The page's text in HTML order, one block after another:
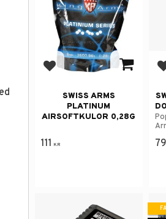
Add to favorites
SWISS ARMS
PLATINUM
AIRSOFTKULOR 0,28G
111 KR